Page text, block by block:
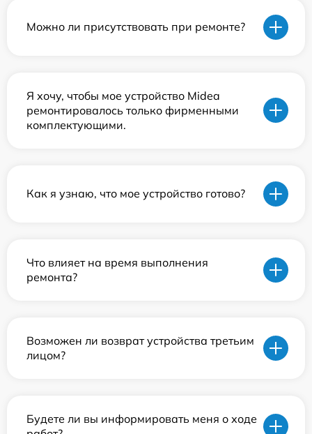
Можно ли присутствовать при ремонте?
Я хочу, чтобы мое устройство Midea
ремонтировалось только фирменными
комплектующими.
Как я узнаю, что мое устройство готово?
Что влияет на время выполнения
ремонта?
Возможен ли возврат устройства третьим
лицом?
Будете ли вы информировать меня о ходе